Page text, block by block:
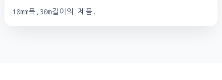
10mm폭,30m길이의 제품.